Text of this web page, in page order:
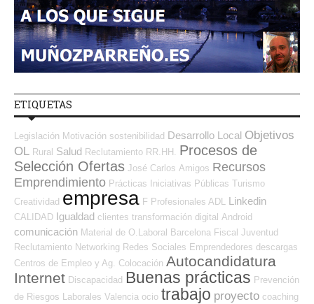
ETIQUETAS
Legislación Motivación sostenibilidad Desarrollo Local Objetivos
OL Rural Salud Reclutamiento RR.HH.
Procesos de
Selección Ofertas José Carlos Amigos Recursos
Emprendimiento Prácticas Iniciativas Públicas Turismo
Creatividad empresa F Profesionales ADL Linkedin
CALIDAD Igualdad clientes transformación digital Android
comunicación Material de O.Laboral Barcelona Fiscal Juventud
Reclutamiento Networking Redes Sociales Emprendedores descargas
Centros de Empleo y Ag. Colocación Autocandidatura
Internet Discapacidad Buenas prácticas Prevención
de Riesgos Laborales Valencia ocio trabajo proyecto coaching